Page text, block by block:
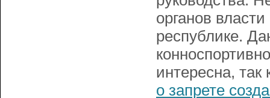
органов
республике.
интересна,
о запрете